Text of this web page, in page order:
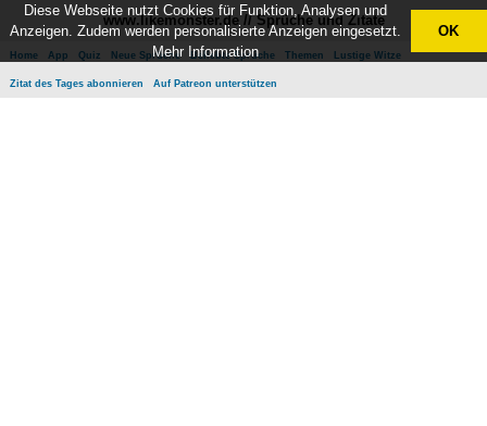
www.likemonster.de // Sprüche und Zitate
Home App Quiz Neue Sprüche Beliebte Sprüche Themen Lustige Witze
Zitat des Tages abonnieren Auf Patreon unterstützen
Diese Webseite nutzt Cookies für Funktion, Analysen und
Anzeigen. Zudem werden personalisierte Anzeigen eingesetzt.
Mehr Information
OK